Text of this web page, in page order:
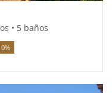
• 5 baños